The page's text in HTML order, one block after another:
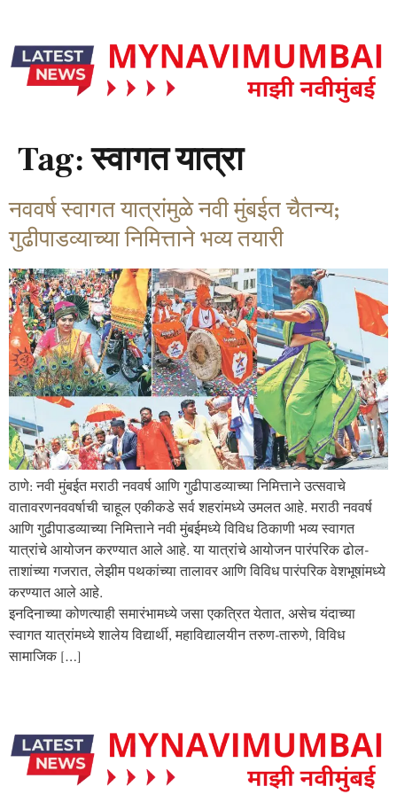
Tag:स्वागत यात्रा
नववर्ष स्वागत यात्रांमुळे नवी मुंबईत चैतन्य;
गुढीपाडव्याच्या निमित्ताने भव्य तयारी
ठाणे: नवी मुंबईत मराठी नववर्ष आणि गुढीपाडव्याच्या निमित्ताने उत्सवाचे
वातावरणनववर्षाची चाहूल एकीकडे सर्व शहरांमध्ये उमलत आहे. मराठी नववर्ष
आणि गुढीपाडव्याच्या निमित्ताने नवी मुंबईमध्ये विविध ठिकाणी भव्य स्वागत
यात्रांचे आयोजन करण्यात आले आहे. या यात्रांचे आयोजन पारंपरिक ढोल-
ताशांच्या गजरात, लेझीम पथकांच्या तालावर आणि विविध पारंपरिक वेशभूषांमध्ये
करण्यात आले आहे.
इनदिनाच्या कोणत्याही समारंभामध्ये जसा एकत्रित येतात, असेच यंदाच्या
स्वागत यात्रांमध्ये शालेय विद्यार्थी, महाविद्यालयीन तरुण-तारुणे, विविध
सामाजिक […]